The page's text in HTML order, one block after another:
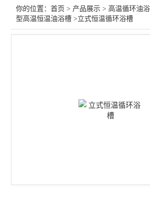
立式风冷型高温恒温油浴槽
你的位置：首页 > 产品展示 > 高温循环油
型高温恒温油浴槽 >立式恒温循环浴槽